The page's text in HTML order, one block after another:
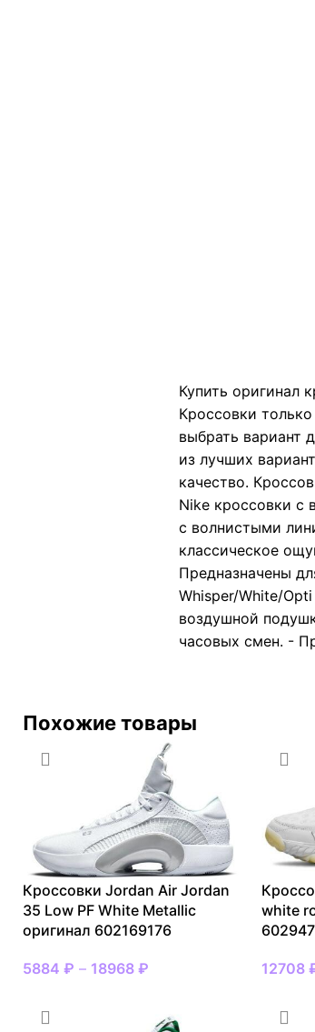
Купить оригинал
Кроссовки
выбрать вариант
из лучших
качество.
Nike кроссовки с
с волнистыми
классическое
Предназначены
Whisper/White/
воздушной
часовых смен. -
Похожие товары
Кроссовки Jordan Air Jordan
35 Low PF White Metallic
оригинал 602169176
5884 ₽ – 18968 ₽
white
12708